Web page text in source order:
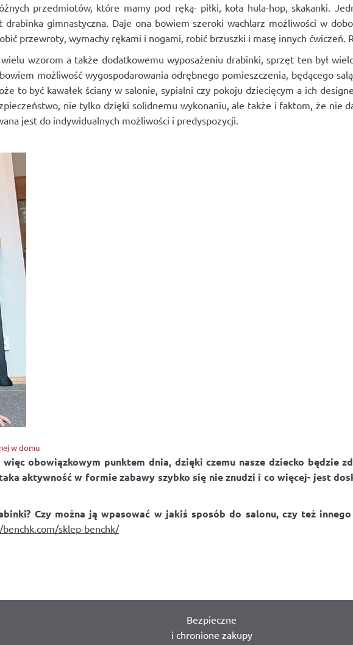
przedmiotów, które mamy pod ręką- piłki, koła hula-hop, skakanki.
gimnastyczna. Daje ona bowiem szeroki wachlarz możliwości w
przewroty, wymachy rękami i nogami, robić brzuszki i masę innych
wzorom a także dodatkowemu wyposażeniu drabinki, sprzęt ten był
możliwość wygospodarowania odrębnego pomieszczenia, będącego
to być kawałek ściany w salonie, sypialni czy pokoju dziecięcym a ich
nie tylko dzięki solidnemu wykonaniu, ale także i faktom, że nie
jest do indywidualnych możliwości i predyspozycji.
w domu
obowiązkowym punktem dnia, dzięki czemu nasze dziecko będzie
aktywność w formie zabawy szybko się nie znudzi i co więcej- jest
Czy można ją wpasować w jakiś sposób do salonu, czy też
sklep-benchk/
Bezpieczne
i chronione zakupy